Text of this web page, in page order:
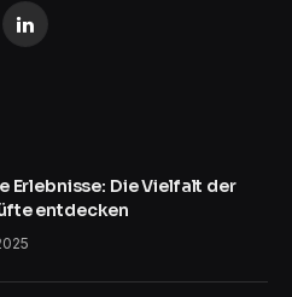
LinkedIn
Erlebnisse: Die Vielfalt der
entdecken